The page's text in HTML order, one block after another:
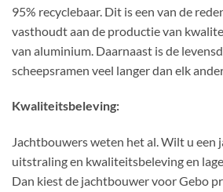
95% recyclebaar. Dit is een van de
vasthoudt aan de productie van
van aluminium. Daarnaast is de
scheepsramen veel langer dan elk
Kwaliteitsbeleving:
Jachtbouwers weten het al. Wilt u een
uitstraling en kwaliteitsbeleving en
Dan kiest de jachtbouwer voor Gebo